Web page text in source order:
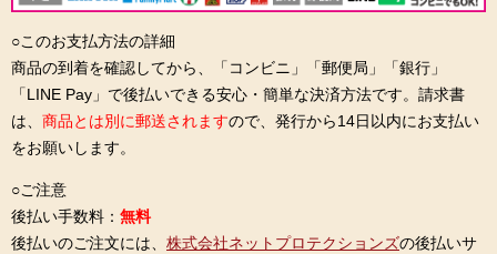
○このお支払方法の詳細
商品の到着を確認してから、「コンビニ」「郵便局」「銀行」
「LINE Pay」で後払いできる安心・簡単な決済方法です。請求書
は、 商品とは別に郵送されますので、発行から14日以内にお支払い
をお願いします。
○ご注意
後払い手数料： 無料
後払いのご注文には、 株式会社ネットプロテクションズの後払いサ